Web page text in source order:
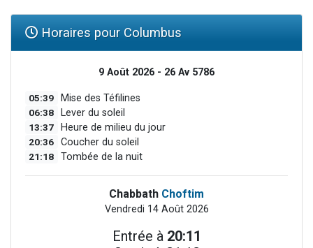
Horaires pour Columbus
9 Août 2026 - 26 Av 5786
05:39 Mise des Téfilines
06:38 Lever du soleil
13:37 Heure de milieu du jour
20:36 Coucher du soleil
21:18 Tombée de la nuit
Chabbath Choftim
Vendredi 14 Août 2026
Entrée à 20:11